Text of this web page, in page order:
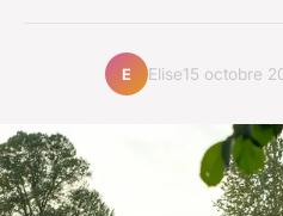
E Elise15 octobre